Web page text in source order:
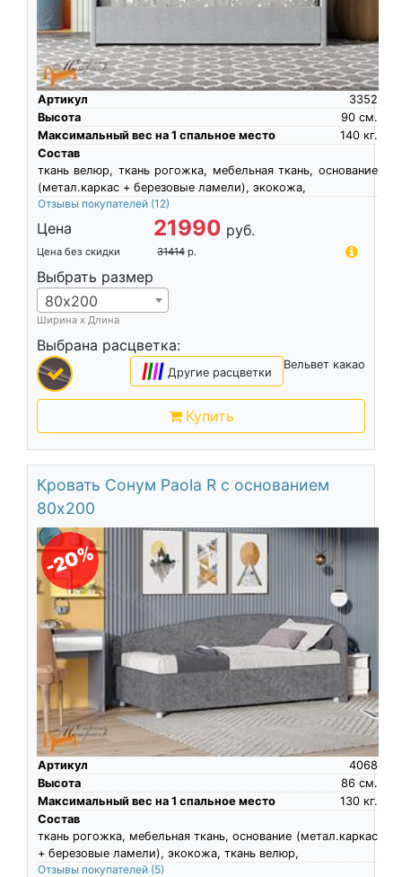
Артикул
3352
Высота
см.
90
Максимальный вес на 1 спальное место
кг.
140
Состав
ткань велюр, ткань рогожка, мебельная ткань, основание
(метал.каркас + березовые ламели), экокожа,
Отзывы покупателей (12)
Цена 21990 руб.
Цена без скидки 31414 р.
Выбрать размер
80х200
Ширина х Длина
Выбрана расцветка:
Вельвет какао
|||| Другие расцветки
Купить
Кровать Сонум Paola R с основанием
80х200
-20%
Артикул
4068
Высота
см.
86
Максимальный вес на 1 спальное место
кг.
130
Состав
ткань рогожка, мебельная ткань, основание (метал.каркас
+ березовые ламели), экокожа, ткань велюр,
Отзывы покупателей (5)